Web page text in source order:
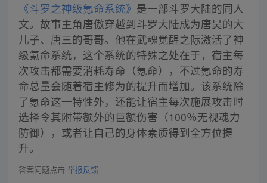
《斗罗之神级氪命系统》 是一部斗罗大陆的同人
文。故事主角唐傲穿越到斗罗大陆成为唐昊的大
儿子、唐三的哥哥。他在武魂觉醒之际激活了神
级氪命系统，这个系统的特殊之处在于，宿主每
次攻击都需要消耗寿命（氪命），不过氪命的寿
命总量会随着宿主修为的提升而增加。该系统除
了氪命这一特性外，还能让宿主每次施展攻击时
选择令其附带额外的巨额伤害（100％无视魂力
防御），或者让自己的身体素质得到全方位提
升。
答案问题点击 举报反馈